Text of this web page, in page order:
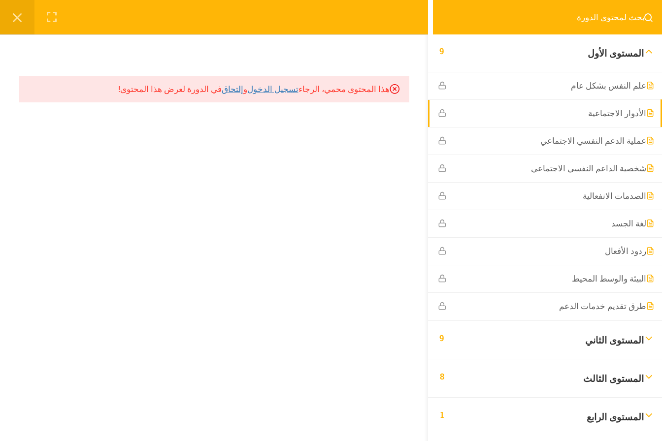
المستوى الأول 9
علم النفس بشكل عام
الأدوار الاجتماعية
عملية الدعم النفسي الاجتماعي
شخصية الداعم النفسي الاجتماعي
الصدمات الانفعالية
لغة الجسد
ردود الأفعال
البيئة والوسط المحيط
طرق تقديم خدمات الدعم
المستوى الثاني 9
المستوى الثالث 8
المستوى الرابع 1
هذا المحتوى محمي، الرجاءتسجيل الدخولو إلتحاقفي الدورة لعرض هذا المحتوى!